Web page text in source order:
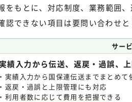
をもとに、対応制度、業務範囲
認できない項目は要問い合わせと
サー
実績入力から伝送、返戻・過誤、
実績入力から国保連伝送までまとめて
返戻・過誤と上限管理にも対応
利用者数に応じて費用を把握できる